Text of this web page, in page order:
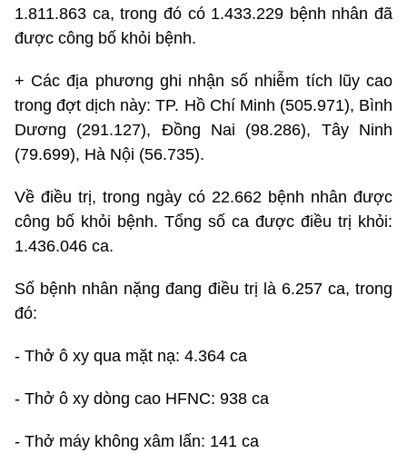
1.811.863 ca, trong đó có 1.433.229 bệnh nhân đã
được công bố khỏi bệnh.
+ Các địa phương ghi nhận số nhiễm tích lũy cao
trong đợt dịch này: TP. Hồ Chí Minh (505.971), Bình
Dương (291.127), Đồng Nai (98.286), Tây Ninh
(79.699), Hà Nội (56.735).
Về điều trị, trong ngày có 22.662 bệnh nhân được
công bố khỏi bệnh. Tổng số ca được điều trị khỏi:
1.436.046 ca.
Số bệnh nhân nặng đang điều trị là 6.257 ca, trong
đó:
- Thở ô xy qua mặt nạ: 4.364 ca
- Thở ô xy dòng cao HFNC: 938 ca
- Thở máy không xâm lấn: 141 ca